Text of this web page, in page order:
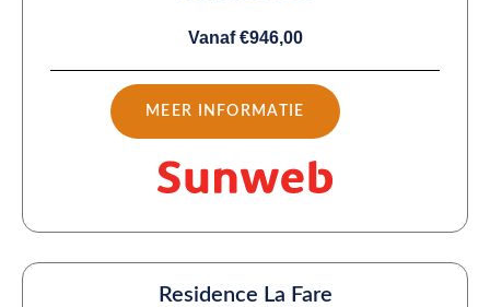
Vanaf €946,00
MEER INFORMATIE
Residence La Fare